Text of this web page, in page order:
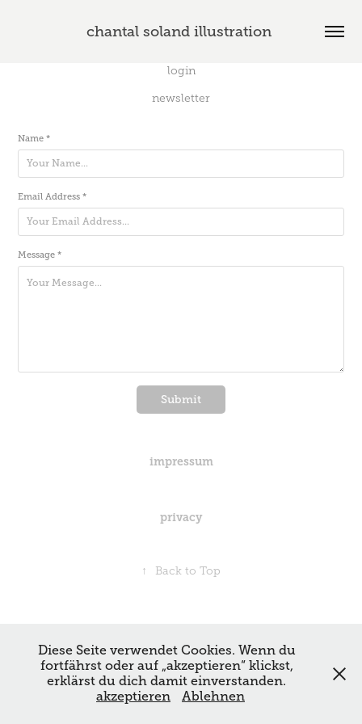
chantal soland illustration
login
newsletter
Name *
Email Address *
Message *
Submit
impressum
privacy
↑ Back to Top
Copyright 2021 | Chantal Soland | Powered byAdobe Portfolio
Diese Seite verwendet Cookies. Wenn du
fortfährst oder auf „akzeptieren“ klickst,
erklärst du dich damit einverstanden.
akzeptieren
Ablehnen